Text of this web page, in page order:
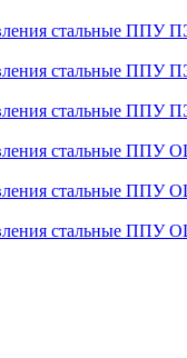
стальные ППУ
стальные
стальные ППУ
стальные ППУ
стальные
стальные ППУ